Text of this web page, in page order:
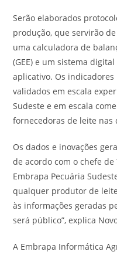
Serão elaborados
produção, que servirão
uma calculadora de
(GEE) e um sistema
aplicativo. Os
validados em escala
Sudeste e em escala
fornecedoras de leite nas
Os dados e inovações
de acordo com o chefe
Embrapa Pecuária
qualquer produtor de
às informações geradas
será público”, explica
A Embrapa Informática